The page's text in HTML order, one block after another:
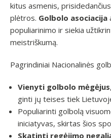
kitus asmenis,
plėtros. Golbolo asociacija
populiarinimo ir siekia
meistriškumą.
Pagrindiniai Nacionalinės
Vienyti golbolo mėgėjus
ginti jų teises tiek
Populiarinti golbolą
iniciatyvas, skirtas šios
Skatinti regėjimo